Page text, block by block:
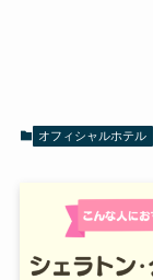
オフィシャルホテル